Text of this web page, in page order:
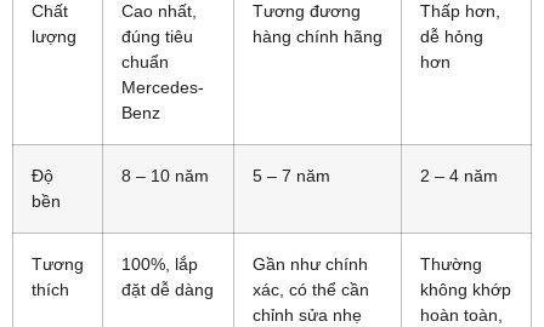
Chất
lượng
Cao nhất,
đúng tiêu
chuẩn
Mercedes-
Benz
Tương đương
hàng chính hãng
Thấp hơn,
dễ hỏng
hơn
Độ
bền
8 – 10 năm 5 – 7 năm 2 – 4 năm
Tương
thích
100%, lắp
đặt dễ dàng
Gần như chính
xác, có thể cần
chỉnh sửa nhẹ
Thường
không khớp
hoàn toàn,